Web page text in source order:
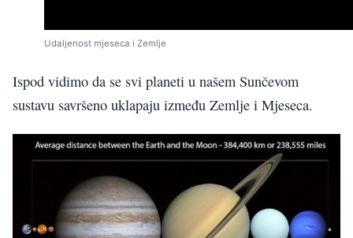
Udaljenost mjeseca i Zemlje
Ispod vidimo da se svi planeti u našem Sunčevom
sustavu savršeno uklapaju između Zemlje i Mjeseca.